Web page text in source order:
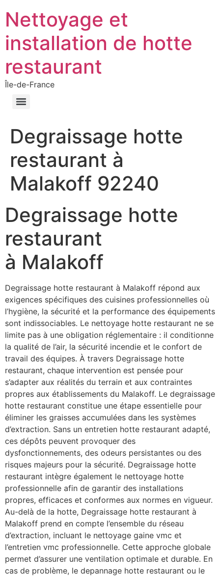
Nettoyage et
installation de hotte
restaurant
Île-de-France
Degraissage hotte
restaurant à
Malakoff 92240
Degraissage hotte
restaurant
à Malakoff
Degraissage hotte restaurant à Malakoff répond aux
exigences spécifiques des cuisines professionnelles où
l’hygiène, la sécurité et la performance des équipements
sont indissociables. Le nettoyage hotte restaurant ne se
limite pas à une obligation réglementaire : il conditionne
la qualité de l’air, la sécurité incendie et le confort de
travail des équipes. À travers Degraissage hotte
restaurant, chaque intervention est pensée pour
s’adapter aux réalités du terrain et aux contraintes
propres aux établissements du Malakoff. Le degraissage
hotte restaurant constitue une étape essentielle pour
éliminer les graisses accumulées dans les systèmes
d’extraction. Sans un entretien hotte restaurant adapté,
ces dépôts peuvent provoquer des
dysfonctionnements, des odeurs persistantes ou des
risques majeurs pour la sécurité. Degraissage hotte
restaurant intègre également le nettoyage hotte
professionnelle afin de garantir des installations
propres, efficaces et conformes aux normes en vigueur.
Au-delà de la hotte, Degraissage hotte restaurant à
Malakoff prend en compte l’ensemble du réseau
d’extraction, incluant le nettoyage gaine vmc et
l’entretien vmc professionnelle. Cette approche globale
permet d’assurer une ventilation optimale et durable. En
cas de problème, le depannage hotte restaurant ou le